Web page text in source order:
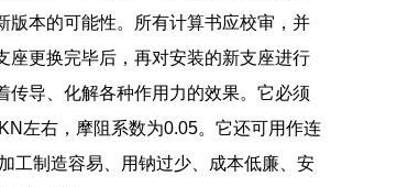
版本的可能性。所有计算书应校审，并
座更换完毕后，再对安装的新支座进行
传导、化解各种作用力的效果。它必须
左右，摩阻系数为0.05。它还可用作连
工制造容易、用钠过少、成本低廉、安